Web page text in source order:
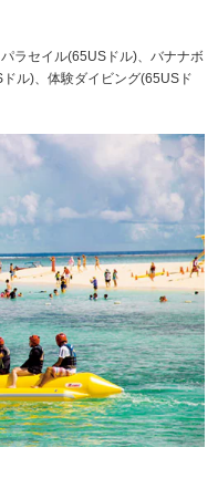
ラセイル(65USドル)、バナナボ
ル)、体験ダイビング(65USド